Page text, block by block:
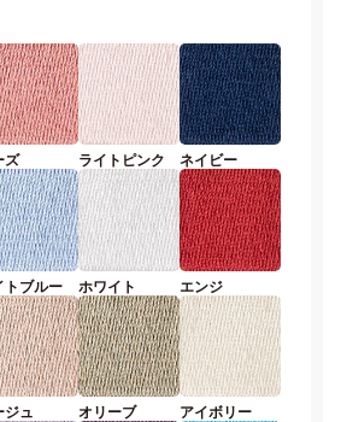
ズ ライトピンク ネイビー
トブルー ホワイト エンジ
ジュ オリーブ アイボリー